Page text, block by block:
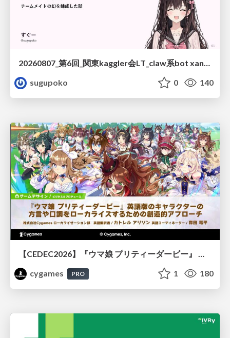
sugupoko
0 140
【CEDEC2026】『ウマ娘 プリティーダービー』 英語版のキャラクターの方言や口調をローカライズするための創造的アプローチ
cygames
PRO 1 180